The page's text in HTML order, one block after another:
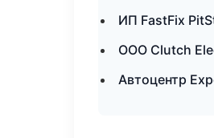
ИП FastFix
ООО Clutch
Автоцентр